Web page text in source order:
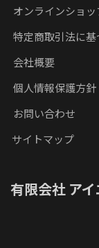
オンラインショ
特定商取引法に基
会社概要
個人情報保護方針
お問い合わせ
サイトマップ
有限会社 ア